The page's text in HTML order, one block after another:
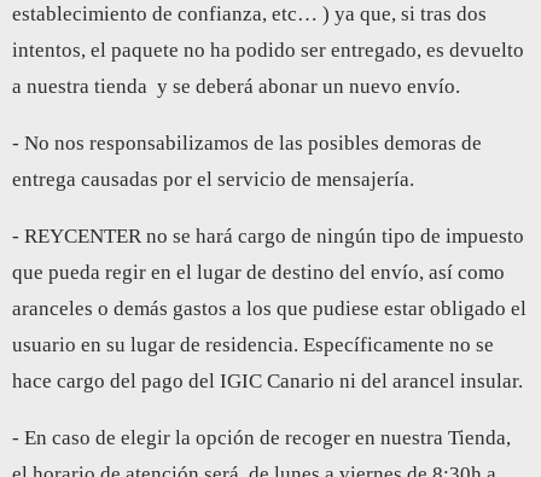
establecimiento de confianza, etc… ) ya que, si tras dos
intentos, el paquete no ha podido ser entregado, es devuelto
a nuestra tienda y se deberá abonar un nuevo envío.
- No nos responsabilizamos de las posibles demoras de
entrega causadas por el servicio de mensajería.
- REYCENTER no se hará cargo de ningún tipo de impuesto
que pueda regir en el lugar de destino del envío, así como
aranceles o demás gastos a los que pudiese estar obligado el
usuario en su lugar de residencia. Específicamente no se
hace cargo del pago del IGIC Canario ni del arancel insular.
- En caso de elegir la opción de recoger en nuestra Tienda,